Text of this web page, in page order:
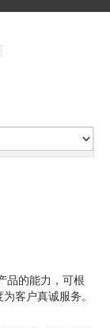
品的能力，可根
客户真诚服务。